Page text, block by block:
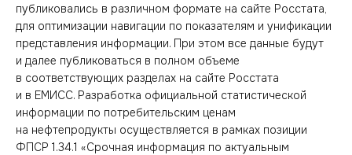
публиковались в различном формате на сайте Росстата,
для оптимизации навигации по показателям и унификации
представления информации. При этом все данные будут
и далее публиковаться в полном объеме
в соответствующих разделах на сайте Росстата
и в ЕМИСС. Разработка официальной статистической
информации по потребительским ценам
на нефтепродукты осуществляется в рамках позиции
ФПСР 1.34.1 «Срочная информация по актуальным